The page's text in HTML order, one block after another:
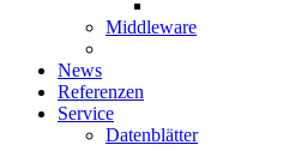
Middleware
News
Referenzen
Service
Datenblätter